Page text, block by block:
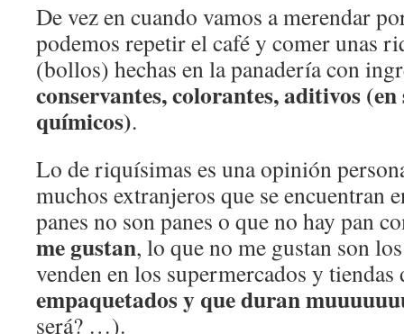
De vez en cuando vamos a merendar
podemos repetir el café y comer unas
(bollos) hechas en la panadería con
conservantes, colorantes, aditivos
químicos).
Lo de riquísimas es una opinión
muchos extranjeros que se encuentran
panes no son panes o que no hay pan
me gustan, lo que no me gustan son
venden en los supermercados y tiendas
empaquetados y que duran
será? …).